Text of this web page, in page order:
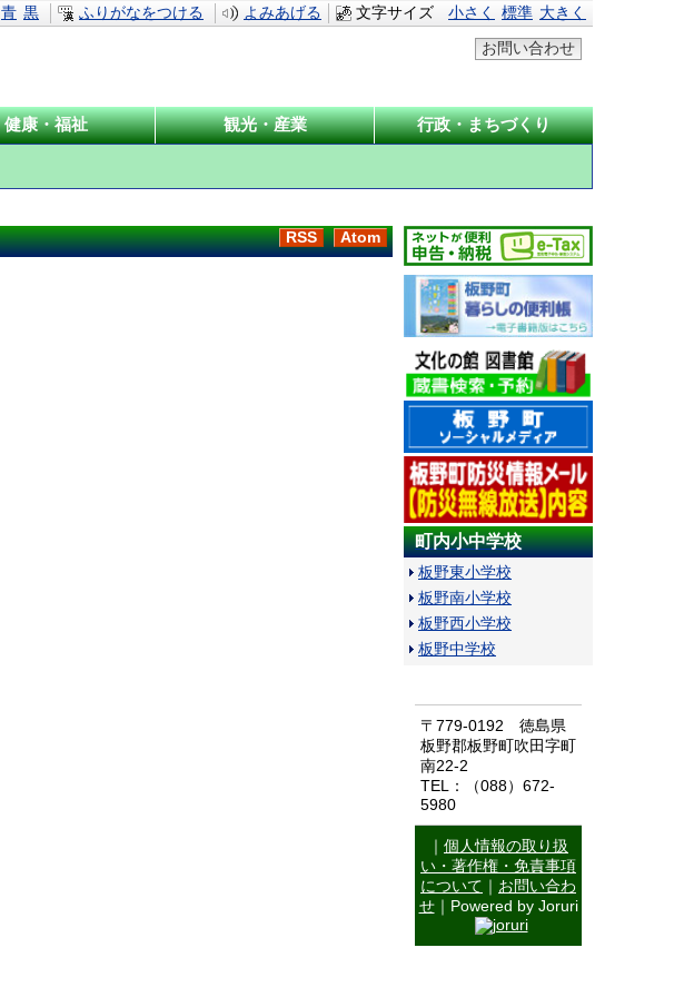
青 黒 ふりがなをつける よみあげる 文字サイズ 小さく 標準 大きく
お問い合わせ
健康・福祉 観光・産業 行政・まちづくり
RSS Atom
町内小中学校
板野東小学校
板野南小学校
板野西小学校
板野中学校
〒779-0192 徳島県
板野郡板野町吹田字町
南22-2
TEL：（088）672-
5980
個人情報の取り扱
い・著作権・免責事項
について
お問い合わ
せ｜Powered by Joruri